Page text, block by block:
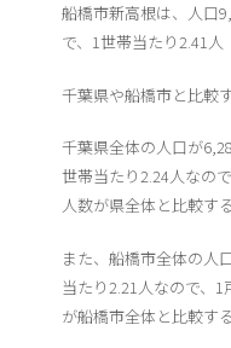
船橋市新高根は、人口
で、1世帯当たり2.41人
千葉県や船橋市と比較す
千葉県全体の人口が
世帯当たり2.24人なの
人数が県全体と比較す
また、船橋市全体の人
当たり2.21人なので、
が船橋市全体と比較す